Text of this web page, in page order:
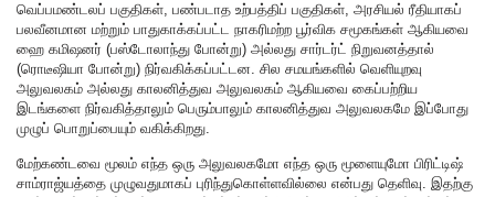
வெப்பமண்டலப் பகுதிகள், பண்படாத உற்பத்திப் பகுதிகள், அரசியல் ரீதியாகப்
பலவீனமான மற்றும் பாதுகாக்கப்பட்ட நாகரிமற்ற பூர்விக சமூகங்கள் ஆகியவை
ஹை கமிஷனர் (பஸ்டோலாந்து போன்று) அல்லது சார்டர்ட் நிறுவனத்தால்
(ரொடீஷியா போன்று) நிர்வகிக்கப்பட்டன. சில சமயங்களில் வெளியுறவு
அலுவலகம் அல்லது காலனித்துவ அலுவலகம் ஆகியவை கைப்பற்றிய
இடங்களை நிர்வகித்தாலும் பெரும்பாலும் காலனித்துவ அலுவலகமே இப்போது
முழுப் பொறுப்பையும் வகிக்கிறது.
மேற்கண்டவை மூலம் எந்த ஒரு அலுவலகமோ எந்த ஒரு மூளையுமோ பிரிட்டிஷ்
சாம்ராஜ்யத்தை முழுவதுமாகப் புரிந்துகொள்ளவில்லை என்பது தெளிவு. இதற்கு